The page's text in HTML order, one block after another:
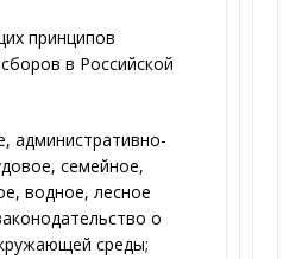
принципов
в Российской
административно-
семейное,
водное, лесное
о
среды;